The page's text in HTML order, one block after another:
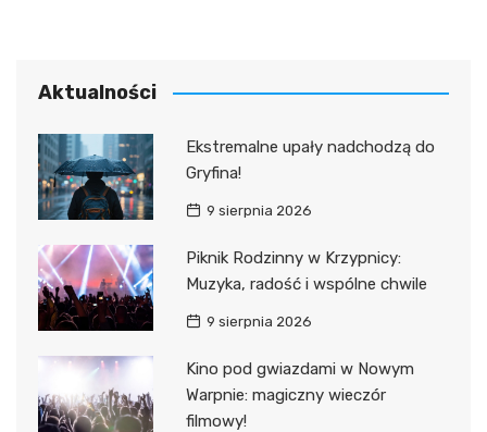
Aktualności
Ekstremalne upały nadchodzą do
Gryfina!
9 sierpnia 2026
Piknik Rodzinny w Krzypnicy:
Muzyka, radość i wspólne chwile
9 sierpnia 2026
Kino pod gwiazdami w Nowym
Warpnie: magiczny wieczór
filmowy!